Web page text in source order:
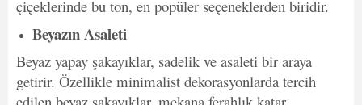
çiçeklerinde bu ton, en popüler seçeneklerden biridir.
Beyazın Asaleti
Beyaz yapay şakayıklar, sadelik ve asaleti bir araya
getirir. Özellikle minimalist dekorasyonlarda tercih